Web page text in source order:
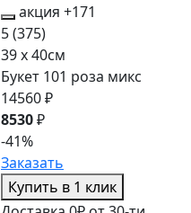
акция +171
5(375)
39 x 40см
Букет 101 роза микс
14560 ₽
8530₽
-41%
Заказать
Купить в 1 клик